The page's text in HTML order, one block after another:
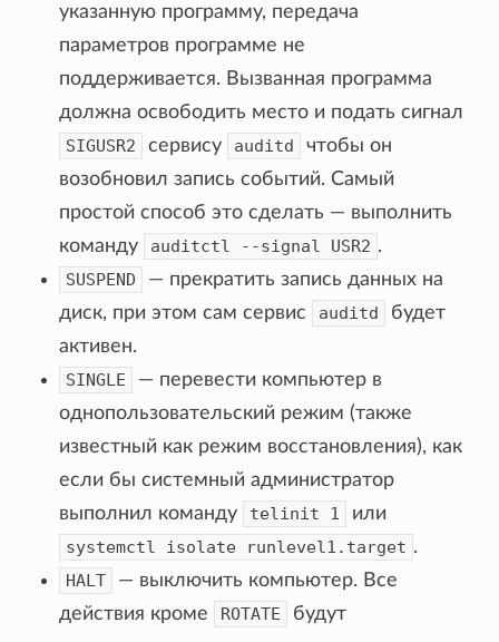
указанную программу, передача
параметров программе не
поддерживается. Вызванная программа
должна освободить место и подать сигнал
SIGUSR2
сервису auditd
чтобы он
возобновил запись событий. Самый
простой способ это сделать — выполнить
команду
auditctl --signal USR2 .
SUSPEND
— прекратить запись данных на
диск, при этом сам сервис
auditd
будет
активен.
SINGLE
— перевести компьютер в
однопользовательский режим (также
известный как режим восстановления), как
если бы системный администратор
выполнил команду
telinit 1
или
systemctl
isolate runlevel1.target .
HALT
— выключить компьютер. Все
действия кроме
ROTATE
будут